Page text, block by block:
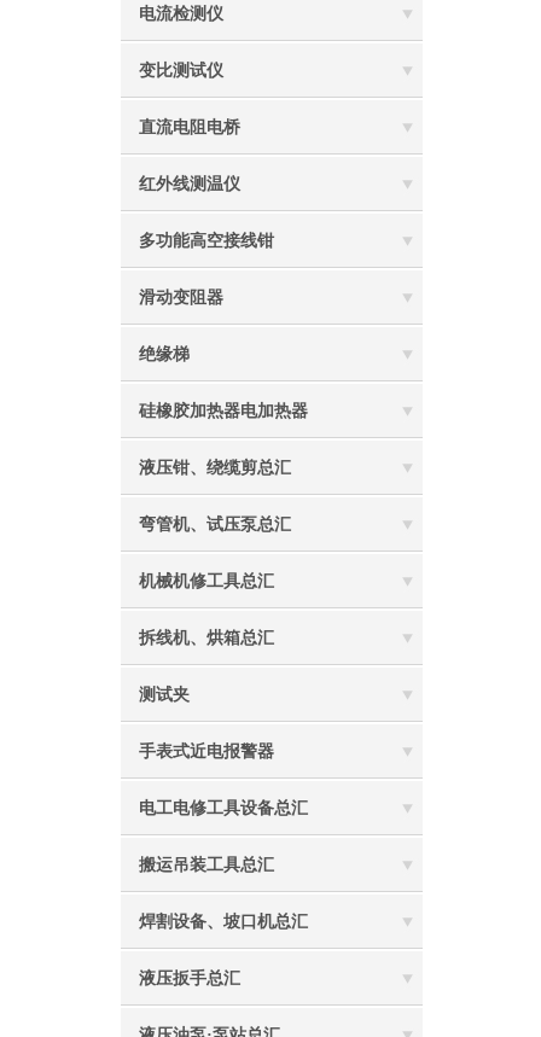
电流检测仪
变比测试仪
直流电阻电桥
红外线测温仪
多功能高空接线钳
滑动变阻器
绝缘梯
硅橡胶加热器电加热器
液压钳、绕缆剪总汇
弯管机、试压泵总汇
机械机修工具总汇
拆线机、烘箱总汇
测试夹
手表式近电报警器
电工电修工具设备总汇
搬运吊装工具总汇
焊割设备、坡口机总汇
液压扳手总汇